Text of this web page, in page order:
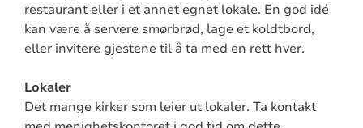
restaurant eller i et annet egnet lokale. En god idé
kan være å servere smørbrød, lage et koldtbord,
eller invitere gjestene til å ta med en rett hver.
Lokaler
Det mange kirker som leier ut lokaler. Ta kontakt